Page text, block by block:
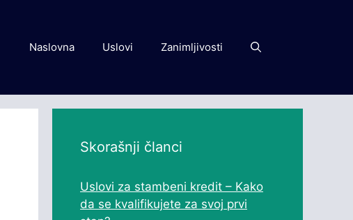
Naslovna Uslovi Zanimljivosti
Skorašnji članci
Uslovi za stambeni kredit – Kako
da se kvalifikujete za svoj prvi